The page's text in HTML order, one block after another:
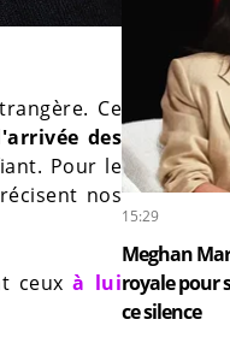
Ce
des
Pour le
nos
ceuxà lui
15:29
Meghan
royale pour
ce silence